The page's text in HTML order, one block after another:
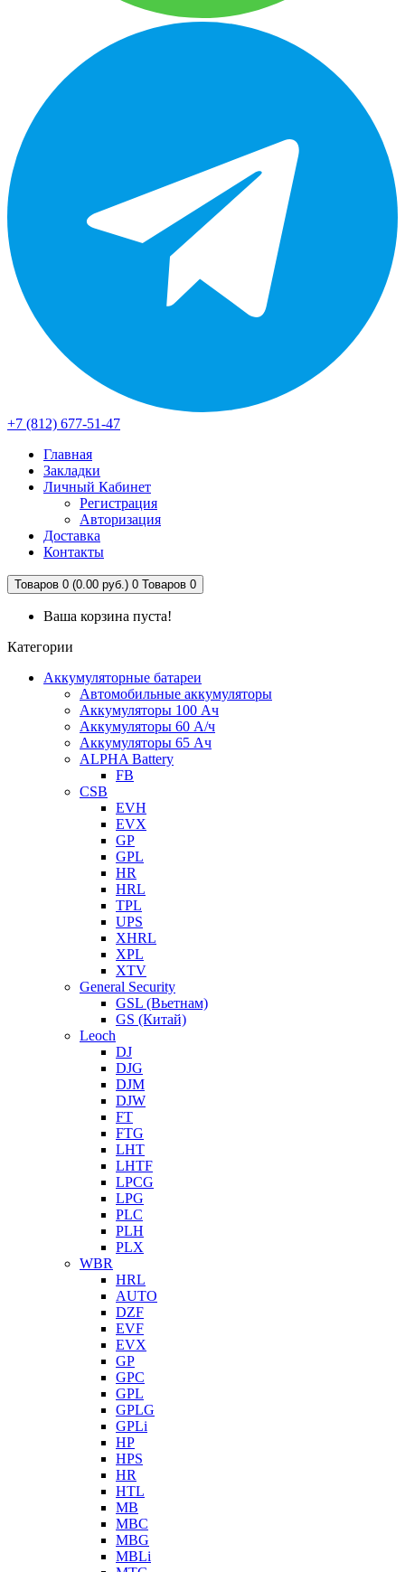
+7 (812) 677-51-47
Главная
Закладки
Личный Кабинет
Регистрация
Авторизация
Доставка
Контакты
Товаров 0 (0.00 руб.) 0 Товаров 0
Ваша корзина пуста!
Категории
Аккумуляторные батареи
Автомобильные аккумуляторы
Аккумуляторы 100 Ач
Аккумуляторы 60 А/ч
Аккумуляторы 65 Ач
ALPHA Battery
FB
CSB
EVH
EVX
GP
GPL
HR
HRL
TPL
UPS
XHRL
XPL
XTV
General Security
GSL (Вьетнам)
GS (Китай)
Leoch
DJ
DJG
DJM
DJW
FT
FTG
LHT
LHTF
LPCG
LPG
PLC
PLH
PLX
WBR
HRL
AUTO
DZF
EVF
EVX
GP
GPC
GPL
GPLG
GPLi
HP
HPS
HR
HTL
MB
MBC
MBG
MBLi